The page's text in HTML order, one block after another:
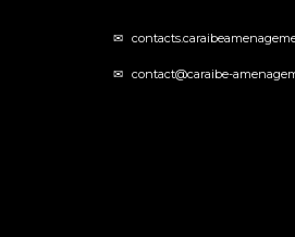
✉
✉ contact@caraibe-